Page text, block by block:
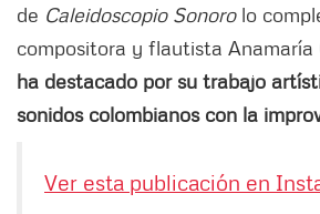
de Caleidoscopio Sonoro lo
compositora y flautista Anamaría
ha destacado por su trabajo
sonidos colombianos con la
Ver esta publicación en